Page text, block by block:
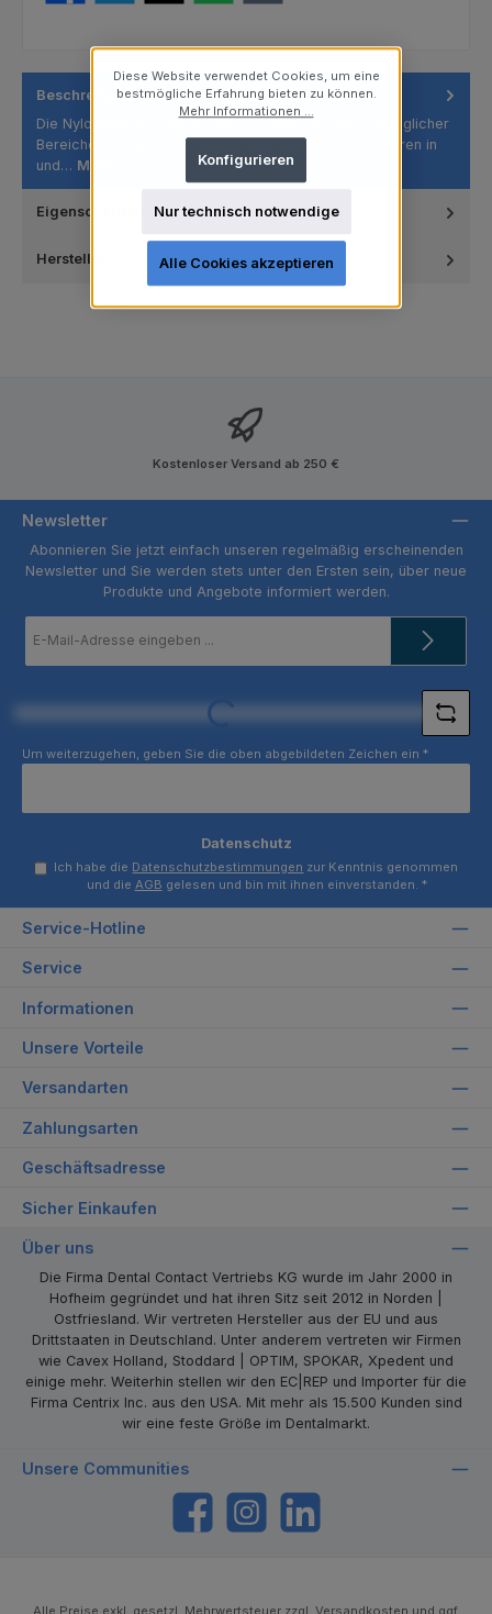
Beschreibung
Die Nylonborsten sind für das Erreichen schwer zugänglicher
Bereiche konzipiert und eignen sich perfekt zum Polieren in
und… Mehr
Eigenschaften
Hersteller
Kostenloser Versand ab 250 €
Newsletter
Abonnieren Sie jetzt einfach unseren regelmäßig erscheinenden
Newsletter und Sie werden stets unter den Ersten sein, über neue
Produkte und Angebote informiert werden.
Mail-
Loading...
Um weiterzugehen, geben Sie die oben abgebildeten Zeichen ein *
Datenschutz
Ich habe die Datenschutzbestimmungen zur Kenntnis genommen
und die AGB gelesen und bin mit ihnen einverstanden. *
Service-Hotline
Service
Informationen
Unsere Vorteile
Versandarten
Zahlungsarten
Geschäftsadresse
Sicher Einkaufen
Über uns
Die Firma Dental Contact Vertriebs KG wurde im Jahr 2000 in
Hofheim gegründet und hat ihren Sitz seit 2012 in Norden |
Ostfriesland. Wir vertreten Hersteller aus der EU und aus
Drittstaaten in Deutschland. Unter anderem vertreten wir Firmen
wie Cavex Holland, Stoddard | OPTIM, SPOKAR, Xpedent und
einige mehr. Weiterhin stellen wir den EC|REP und Importer für die
Firma Centrix Inc. aus den USA. Mit mehr als 15.500 Kunden sind
wir eine feste Größe im Dentalmarkt.
Unsere Communities
https://www.facebook.com/dentalcontact
Instagram
Alle Preise exkl. gesetzl. Mehrwertsteuer zzgl. Versandkosten und ggf.
Diese Website verwendet Cookies, um eine
bestmögliche Erfahrung bieten zu können.
Mehr Informationen ...
Nur technisch notwendige
Konfigurieren
Alle Cookies akzeptieren